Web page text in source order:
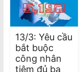
13/3: Yêu cầu
bắt buộc
công nhân
tiêm đủ ba